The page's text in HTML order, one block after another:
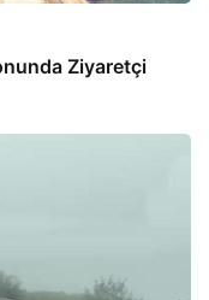
Ziyaretçi